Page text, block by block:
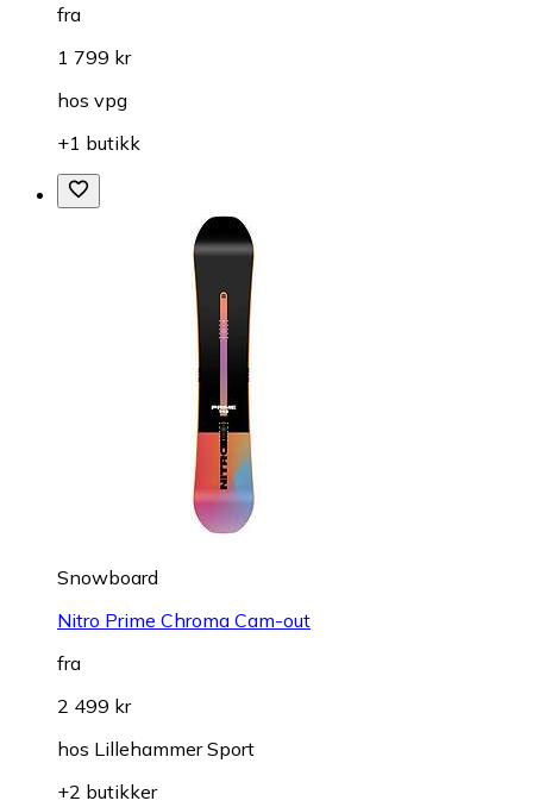
fra
1 799 kr
hos vpg
+1 butikk
Snowboard
Nitro Prime Chroma Cam-out
fra
2 499 kr
hos Lillehammer Sport
+2 butikker